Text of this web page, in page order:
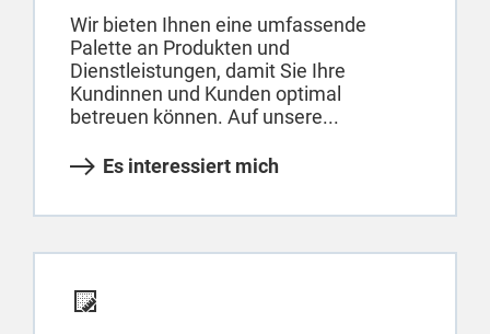
Wir bieten Ihnen eine umfassende
Palette an Produkten und
Dienstleistungen, damit Sie Ihre
Kundinnen und Kunden optimal
betreuen können. Auf unsere...
Es interessiert mich